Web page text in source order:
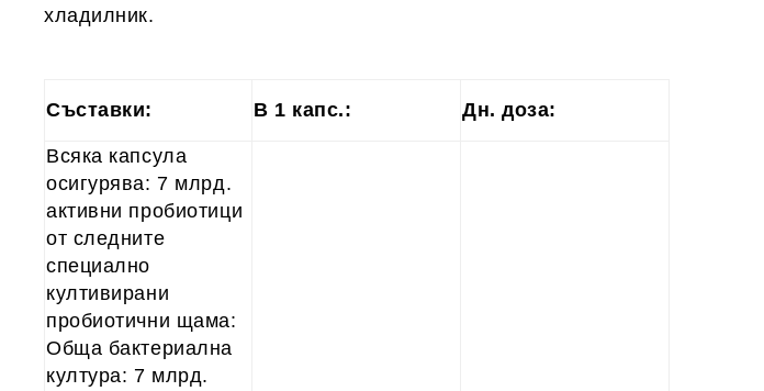
хладилник.
Съставки: В 1 капс.: Дн. доза:
Всяка капсула
осигурява: 7 млрд.
активни пробиотици
от следните
специално
култивирани
пробиотични щама:
Обща бактериална
култура: 7 млрд.